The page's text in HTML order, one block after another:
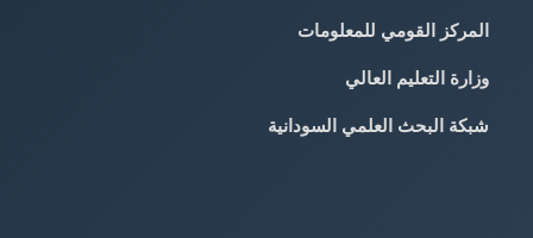
المركز القومي للمعلومات
وزارة التعليم العالي
شبكة البحث العلمي السودانية